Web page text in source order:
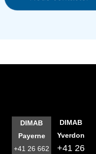
DIMAB
Payerne
+41 26 662
DIMAB
Yverdon
+41 26